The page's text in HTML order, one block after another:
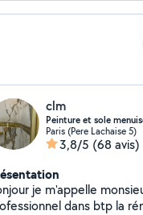
clm
Peinture et sole
Paris (Pere Lachaise 5)
3,8/5 (68 avis)
je m'appelle
dans btp la